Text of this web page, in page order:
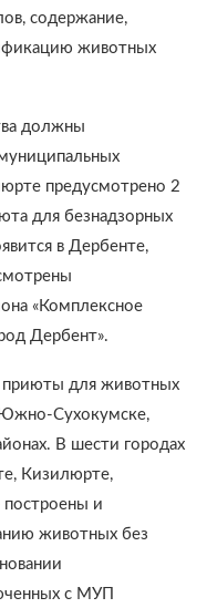
содержание,
животных
должны
предусмотрено 2
для безнадзорных
в Дербенте,
«Комплексное
Дербент».
приюты для животных
Южно-Сухокумске,
В шести городах
Кизилюрте,
и
животных без
с МУП